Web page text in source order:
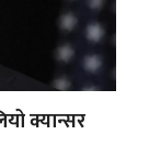
क्यान्सर